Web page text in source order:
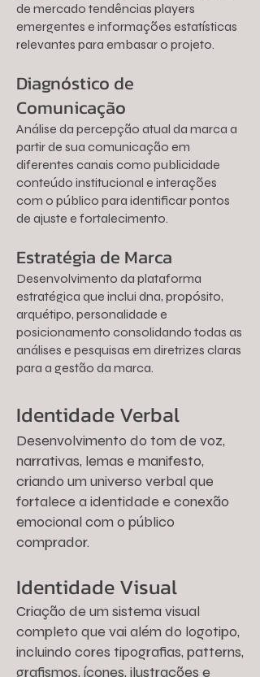
de mercado tendências players
emergentes e informações estatísticas
relevantes para embasar o projeto.
Diagnóstico de
Comunicação
Análise da percepção atual da marca a
partir de sua comunicação em
diferentes canais como publicidade
conteúdo institucional e interações
com o público para identificar pontos
de ajuste e fortalecimento.
Estratégia de Marca
Desenvolvimento da plataforma
estratégica que inclui dna, propósito,
arquétipo, personalidade e
posicionamento consolidando todas as
análises e pesquisas em diretrizes claras
para a gestão da marca.
Identidade Verbal
Desenvolvimento do tom de voz,
narrativas, lemas e manifesto,
criando um universo verbal que
fortalece a identidade e conexão
emocional com o público
comprador.
Identidade Visual
Criação de um sistema visual
completo que vai além do logotipo,
incluindo cores tipografias, patterns,
grafismos, ícones, ilustrações e